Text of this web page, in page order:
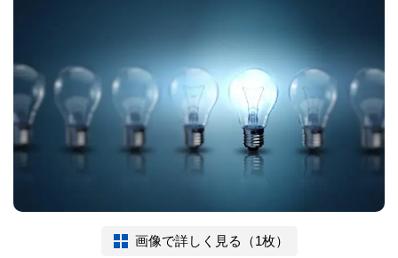
画像で詳しく見る（1枚）